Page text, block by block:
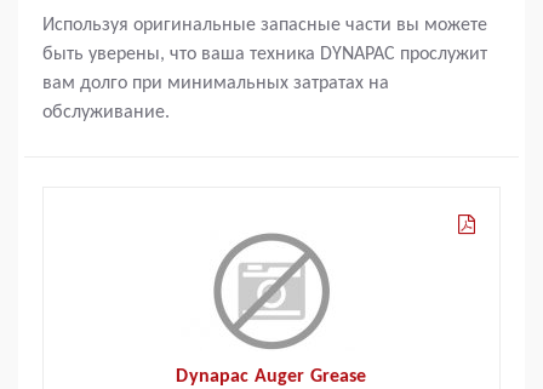
Используя оригинальные запасные части вы можете
быть уверены, что ваша техника DYNAPAC прослужит
вам долго при минимальных затратах на
обслуживание.
Dynapac Auger Grease